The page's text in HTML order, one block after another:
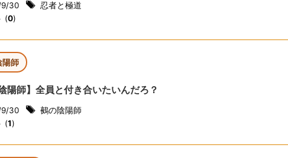
30
忍者と極道
(0)
陽師
陽師】全員と付き合いたいんだろ？
30
鵺の陰陽師
(1)